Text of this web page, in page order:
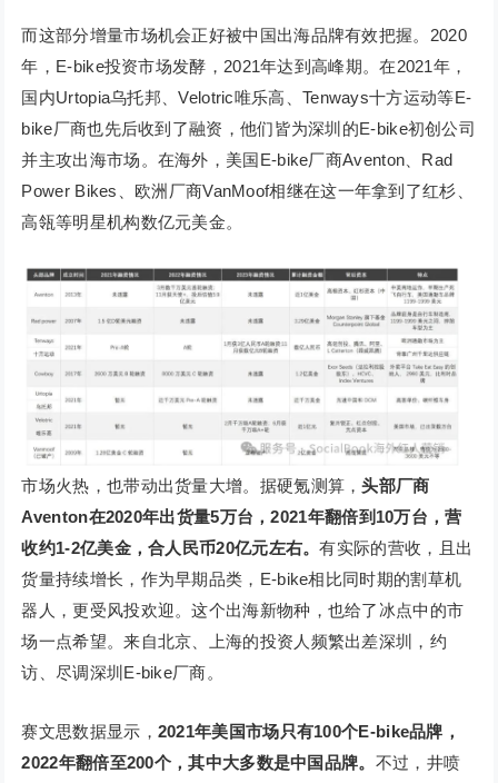
而这部分增量市场机会正好被中国出海品牌有效把握。2020
年，E-bike投资市场发酵，2021年达到高峰期。在2021年，
国内Urtopia乌托邦、Velotric唯乐高、Tenways十方运动等E-
bike厂商也先后收到了融资，他们皆为深圳的E-bike初创公司
并主攻出海市场。在海外，美国E-bike厂商Aventon、Rad
Power Bikes、欧洲厂商VanMoof相继在这一年拿到了红杉、
高瓴等明星机构数亿元美金。
市场火热，也带动出货量大增。据硬氪测算，头部厂商
Aventon在2020年出货量5万台，2021年翻倍到10万台，营
收约1-2亿美金，合人民币20亿元左右。有实际的营收，且出
货量持续增长，作为早期品类，E-bike相比同时期的割草机
器人，更受风投欢迎。这个出海新物种，也给了冰点中的市
场一点希望。来自北京、上海的投资人频繁出差深圳，约
访、尽调深圳E-bike厂商。
赛文思数据显示， 2021年美国市场只有100个E-bike品牌，
2022年翻倍至200个，其中大多数是中国品牌。 不过，井喷